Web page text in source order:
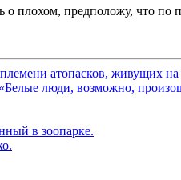
о плохом, предположу, что по
атопасков, живущих
«Белые люди, возможно,
в зоопарке.